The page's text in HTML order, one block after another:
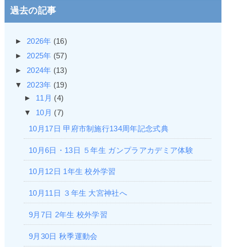
過去の記事
► 2026年 (16)
► 2025年 (57)
► 2024年 (13)
▼ 2023年 (19)
► 11月 (4)
▼ 10月 (7)
10月17日 甲府市制施行134周年記念式典
10月6日・13日 ５年生 ガンプラアカデミア体験
10月12日 1年生 校外学習
10月11日 ３年生 大宮神社へ
9月7日 2年生 校外学習
9月30日 秋季運動会